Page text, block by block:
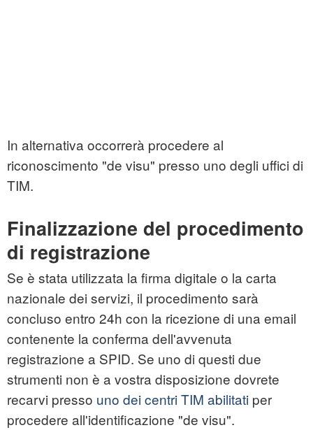
In alternativa occorrerà procedere al
riconoscimento "de visu" presso uno degli uffici di
TIM.
Finalizzazione del procedimento
di registrazione
Se è stata utilizzata la firma digitale o la carta
nazionale dei servizi, il procedimento sarà
concluso entro 24h con la ricezione di una email
contenente la conferma dell'avvenuta
registrazione a SPID. Se uno di questi due
strumenti non è a vostra disposizione dovrete
recarvi presso uno dei centri TIM abilitati per
procedere all'identificazione "de visu".